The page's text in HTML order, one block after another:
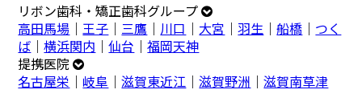
リボン歯科・矯正歯科グループ
高田馬場 ｜王子 ｜ 三鷹 ｜ 川口 ｜ 大宮 ｜羽生 ｜船橋 ｜ つく
ば ｜横浜関内 ｜仙台 ｜福岡天神
提携医院
名古屋栄 ｜岐阜 ｜滋賀東近江 ｜滋賀野洲 ｜滋賀南草津